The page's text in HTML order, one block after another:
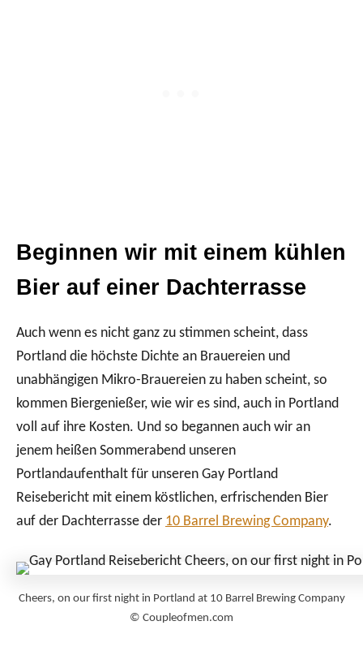
Beginnen wir mit einem kühlen
Bier auf einer Dachterrasse
Auch wenn es nicht ganz zu stimmen scheint, dass
Portland die höchste Dichte an Brauereien und
unabhängigen Mikro-Brauereien zu haben scheint, so
kommen Biergenießer, wie wir es sind, auch in Portland
voll auf ihre Kosten. Und so begannen auch wir an
jenem heißen Sommerabend unseren
Portlandaufenthalt für unseren Gay Portland
Reisebericht mit einem köstlichen, erfrischenden Bier
auf der Dachterrasse der 10 Barrel Brewing Company.
Cheers, on our first night in Portland at 10 Barrel Brewing Company
© Coupleofmen.com